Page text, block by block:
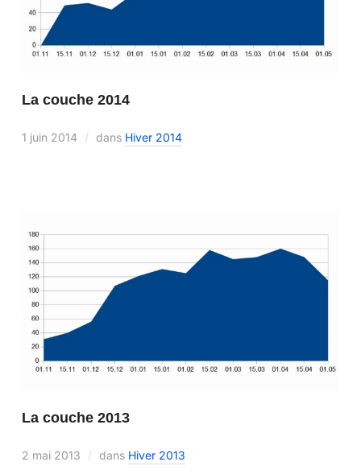
La couche 2014
1 juin 2014 dans Hiver 2014
La couche 2013
2 mai 2013 dans Hiver 2013